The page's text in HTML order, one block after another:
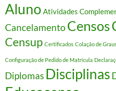
Aluno Atividades
Cancelamento Censos
Censup Certificados Colação de
Configuração de Pedido de Matrícula
Diplomas Disciplinas